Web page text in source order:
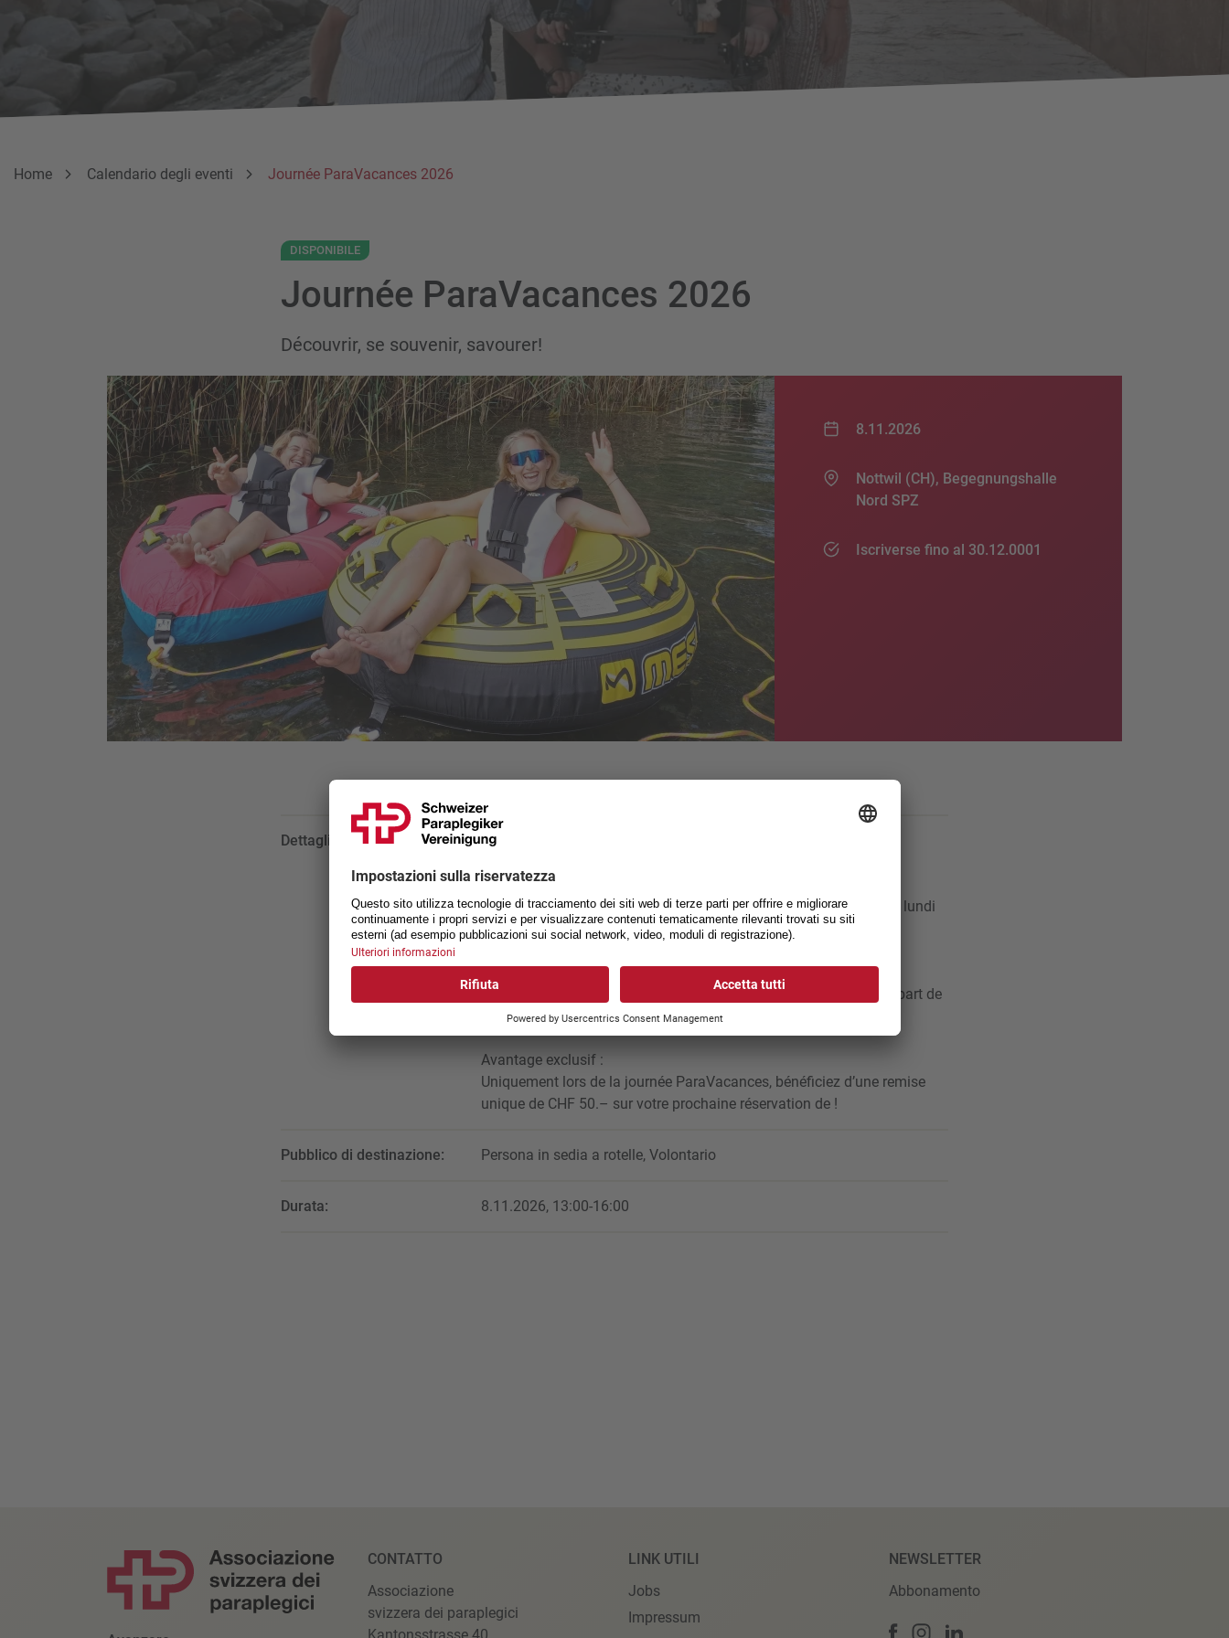
Breadcrumb
Sei qui:
Home Calendario degli eventi Journée ParaVacances 2026
DISPONIBILE
Journée ParaVacances 2026
Découvrir, se souvenir, savourer!
8.11.2026
Nottwil (CH), Begegnungshalle
Nord SPZ
Iscriverse fino al 30.12.0001
Dettagli:
informer individuellement sur nos futures offres de vacances.
rétrospective des vacances 2026.
Les inscriptions aux voyages seront possibles en ligne à partir du lundi
9.11.2026.
Plaisir compris :
Nous vous invitons cordialement à venir déguster un café et une part de
gâteau – passez nous voir !
Avantage exclusif :
Uniquement lors de la journée ParaVacances, bénéficiez d’une remise
unique de CHF 50.– sur votre prochaine réservation de !
Pubblico di destinazione: Persona in sedia a rotelle, Volontario
Durata: 8.11.2026, 13:00-16:00
CONTATTO
Associazione
svizzera dei paraplegici
LINK UTILI
Jobs
Impressum
NEWSLETTER
Abbonamento